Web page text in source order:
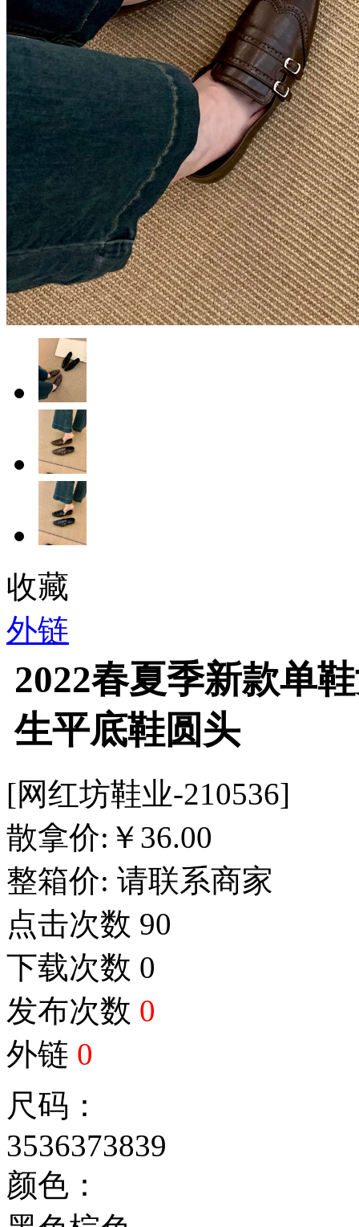
收藏
外链
2022春夏季新款单
生平底鞋圆头
[网红坊鞋业-210536]
散拿价: ￥ 36.00
整箱价: 请联系商家
点击次数 90
下载次数 0
发布次数 0
外链 0
尺码：
3536373839
颜色：